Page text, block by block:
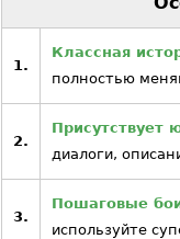
1.
Классная
полностью
2.
Присутствует
диалоги,
3.
Пошаговые
используйте